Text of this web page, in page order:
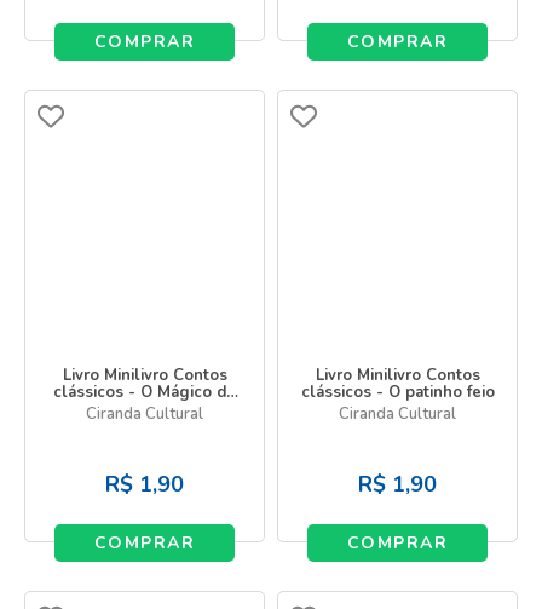
COMPRAR COMPRAR
Livro Minilivro Contos
clássicos - O Mágico de
Oz
Ciranda Cultural
R$ 1,90
COMPRAR
Livro Minilivro Contos
clássicos - O patinho feio
Ciranda Cultural
R$ 1,90
COMPRAR